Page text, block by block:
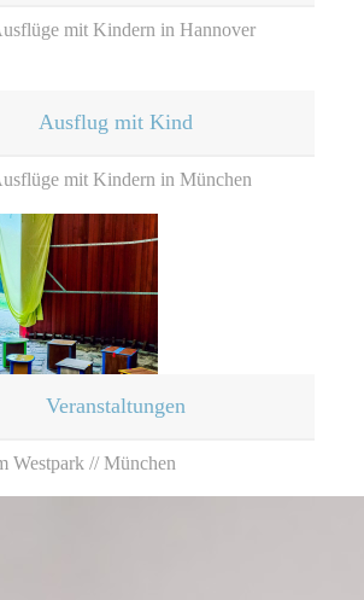
mit Kindern in Hannover
Ausflug mit Kind
mit Kindern in München
Veranstaltungen
Westpark // München